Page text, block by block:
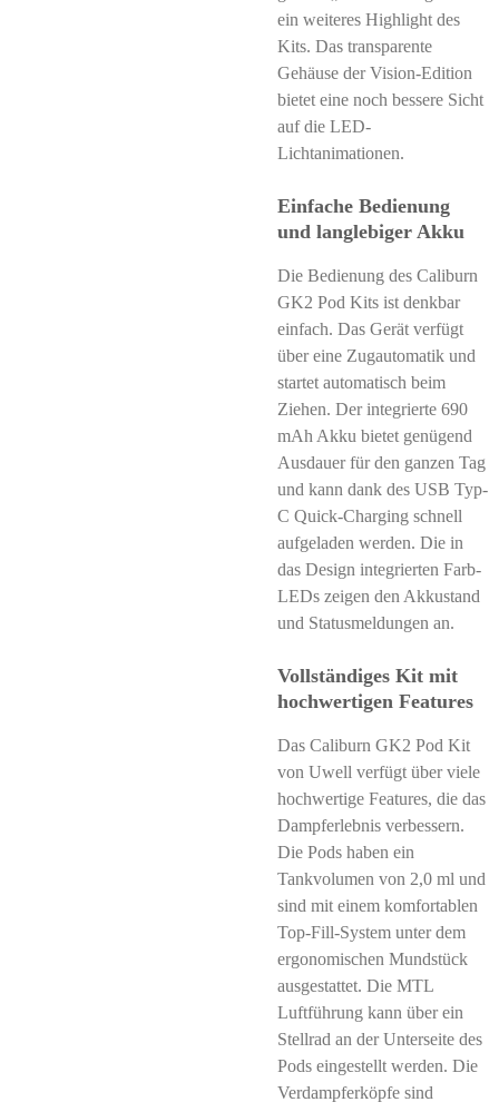
ein weiteres Highlight des
Kits. Das transparente
Gehäuse der Vision-Edition
bietet eine noch bessere Sicht
auf die LED-
Lichtanimationen.
Einfache Bedienung
und langlebiger Akku
Die Bedienung des Caliburn
GK2 Pod Kits ist denkbar
einfach. Das Gerät verfügt
über eine Zugautomatik und
startet automatisch beim
Ziehen. Der integrierte 690
mAh Akku bietet genügend
Ausdauer für den ganzen Tag
und kann dank des USB Typ-
C Quick-Charging schnell
aufgeladen werden. Die in
das Design integrierten Farb-
LEDs zeigen den Akkustand
und Statusmeldungen an.
Vollständiges Kit mit
hochwertigen Features
Das Caliburn GK2 Pod Kit
von Uwell verfügt über viele
hochwertige Features, die das
Dampferlebnis verbessern.
Die Pods haben ein
Tankvolumen von 2,0 ml und
sind mit einem komfortablen
Top-Fill-System unter dem
ergonomischen Mundstück
ausgestattet. Die MTL
Luftführung kann über ein
Stellrad an der Unterseite des
Pods eingestellt werden. Die
Verdampferköpfe sind